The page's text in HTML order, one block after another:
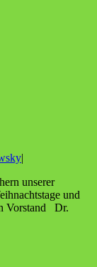
|
unserer
und
Vorstand Dr.